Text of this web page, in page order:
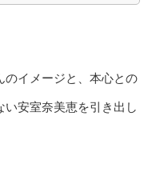
のイメージと、本心との
安室奈美恵を引き出し